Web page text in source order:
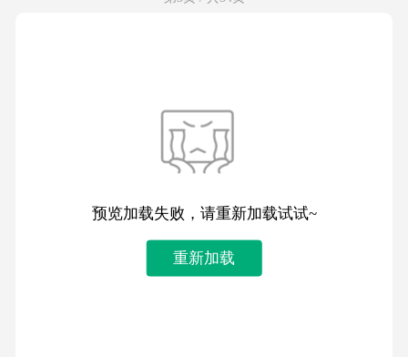
预览加载失败，请重新加载试试~
重新加载